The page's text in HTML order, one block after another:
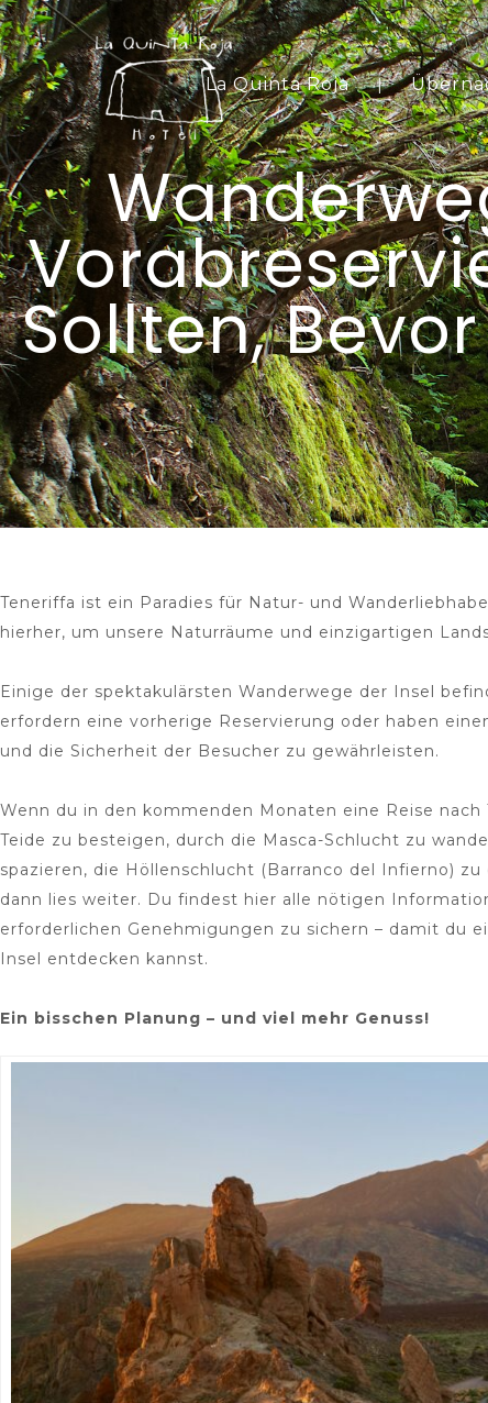
La Quinta Roja
Sollten,
Teneriffa ist ein Paradies für Natur- und
hierher, um unsere Naturräume und einzigartigen
Einige der spektakulärsten Wanderwege der Insel
erfordern eine vorherige Reservierung oder haben
und die Sicherheit der Besucher zu gewährleisten.
Wenn du in den kommenden Monaten eine Reise
Teide zu besteigen, durch die Masca-Schlucht zu
spazieren, die Höllenschlucht (Barranco del Infierno)
dann lies weiter. Du findest hier alle nötigen
erforderlichen Genehmigungen zu sichern – damit du
Insel entdecken kannst.
Ein bisschen Planung – und viel mehr Genuss!